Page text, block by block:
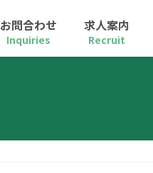
お問合わせ
Inquiries
求人案内
Recruit